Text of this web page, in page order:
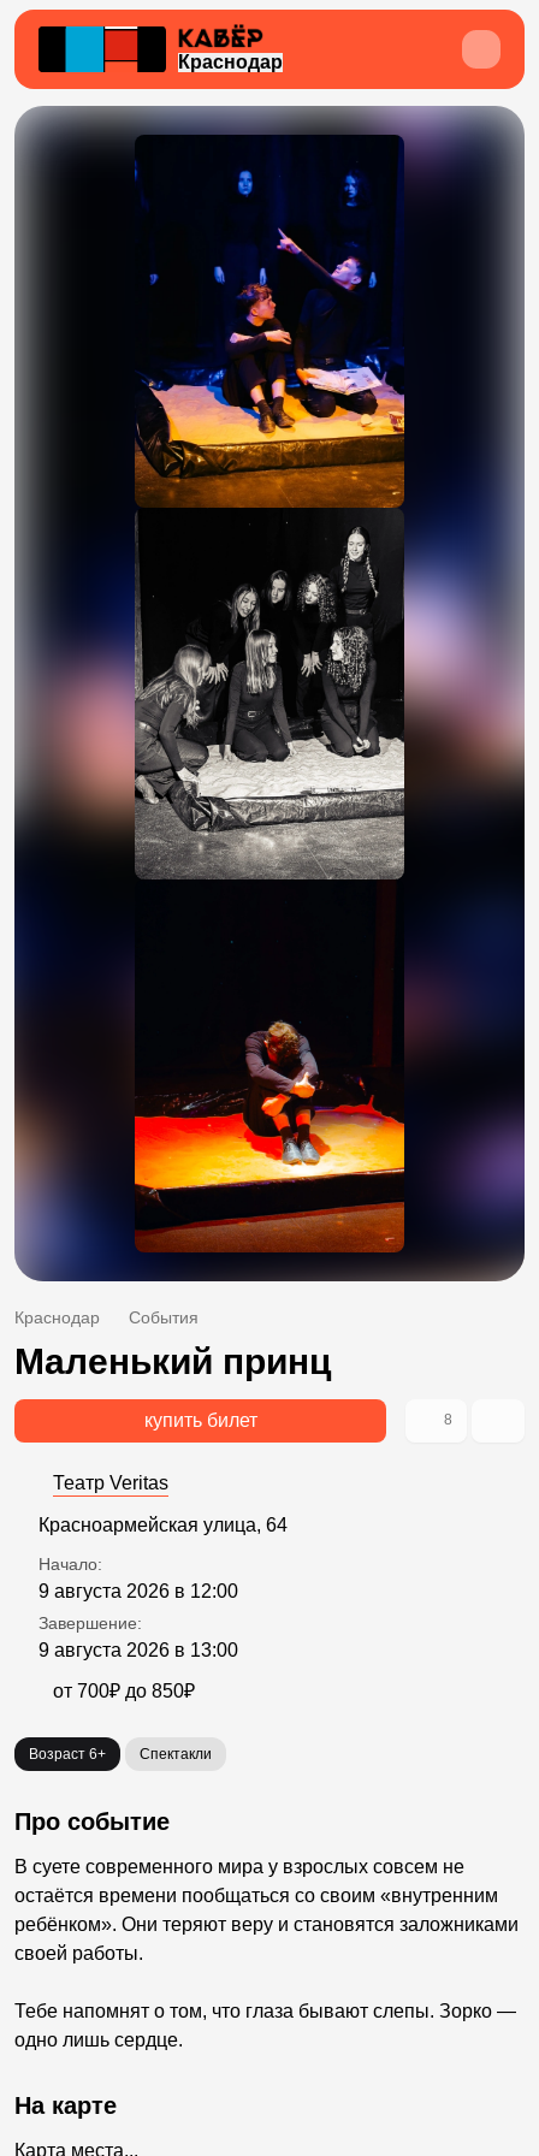
Краснодар
Краснодар События
Маленький принц
купить билет 8
Театр Veritas
Красноармейская улица, 64
Начало:
9 августа 2026 в 12:00
Завершение:
9 августа 2026 в 13:00
от 700₽ до 850₽
Возраст 6+ Спектакли
Про событие
В суете современного мира у взрослых совсем не
остаётся времени пообщаться со своим «внутренним
ребёнком». Они теряют веру и становятся заложниками
своей работы.
Тебе напомнят о том, что глаза бывают слепы. Зорко —
одно лишь сердце.
На карте
Карта места...